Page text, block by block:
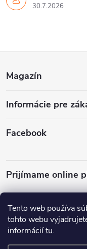
Tento web používa
tohto webu
informáciítu.
30.7.2026
p
ä
i
e
Magazín
Informácie pre
Facebook
Prijímame online